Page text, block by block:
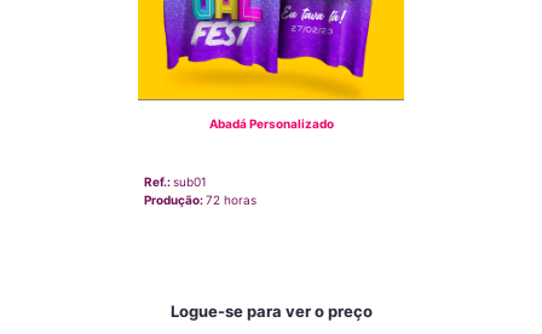
Abadá Personalizado
Ref.:sub01
Produção:72 horas
Logue-se para ver o preço